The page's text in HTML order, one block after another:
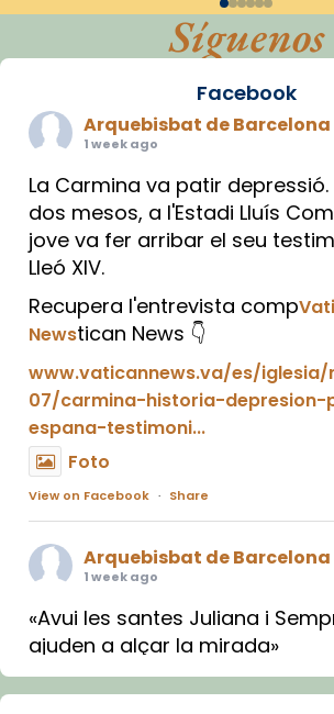
Síguenos
Facebook
Arquebisbat de Barcelona
1 week ago
La Carmina va patir
dos mesos, a l'Estadi Lluís
jove va fer arribar el seu
Lleó XIV.
Recupera l'entrevista comp
Newstican News 👇
www.vaticannews.va/es/
07/carmina-historia-
espana-testimoni...
Foto
View on Facebook · Share
Arquebisbat de Barcelona
1 week ago
«Avui les santes Juliana i
ajuden a alçar la mirada»
Mons. Sergi Gordo, bisbe de